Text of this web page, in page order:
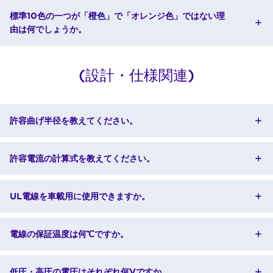
標準10色の一つが「橙色」で「オレンジ色」ではない理
由は何でしょうか。
(設計・仕様関連)
許容曲げ半径を教えてください。
許容電流の計算式を教えてください。
UL電線を車載用に使用できますか。
電線の保証温度は何℃ですか。